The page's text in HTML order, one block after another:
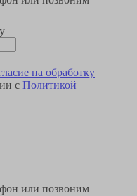
на обработку
с Политикой
или позвоним